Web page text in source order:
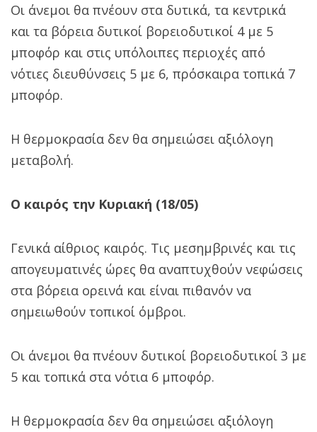
Οι άνεμοι θα πνέουν στα δυτικά, τα κεντρικά
και τα βόρεια δυτικοί βορειοδυτικοί 4 με 5
μποφόρ και στις υπόλοιπες περιοχές από
νότιες διευθύνσεις 5 με 6, πρόσκαιρα τοπικά 7
μποφόρ.
Η θερμοκρασία δεν θα σημειώσει αξιόλογη
μεταβολή.
Ο καιρός την Κυριακή (18/05)
Γενικά αίθριος καιρός. Τις μεσημβρινές και τις
απογευματινές ώρες θα αναπτυχθούν νεφώσεις
στα βόρεια ορεινά και είναι πιθανόν να
σημειωθούν τοπικοί όμβροι.
Οι άνεμοι θα πνέουν δυτικοί βορειοδυτικοί 3 με
5 και τοπικά στα νότια 6 μποφόρ.
Η θερμοκρασία δεν θα σημειώσει αξιόλογη